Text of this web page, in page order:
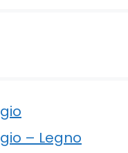
– Legno